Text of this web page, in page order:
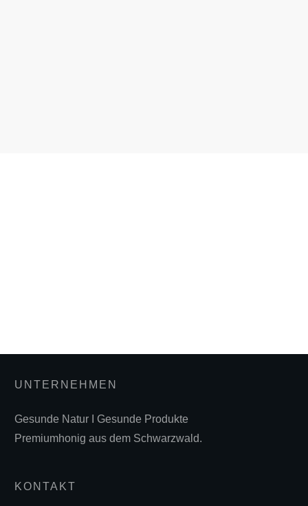
UNTERNEHMEN
Gesunde Natur I Gesunde Produkte
Premiumhonig aus dem Schwarzwald.
KONTAKT